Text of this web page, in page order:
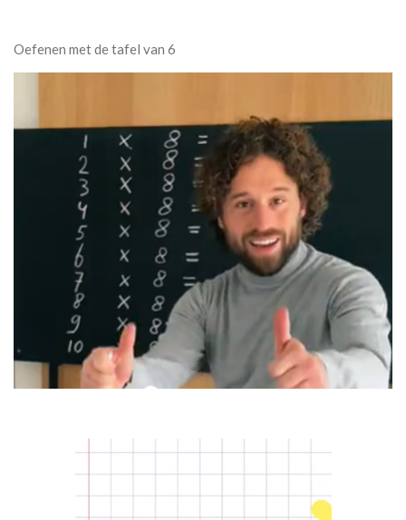
Oefenen met de tafel van 6